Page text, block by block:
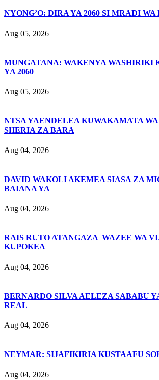
NYONG’O: DIRA YA 2060 SI MRADI WA
Aug 05, 2026
MUNGATANA: WAKENYA WASHIRIKI
YA 2060
Aug 05, 2026
NTSA YAENDELEA KUWAKAMATA
SHERIA ZA BARA
Aug 04, 2026
DAVID WAKOLI AKEMEA SIASA ZA
BAIANA YA
Aug 04, 2026
RAIS RUTO ATANGAZA WAZEE WA
KUPOKEA
Aug 04, 2026
BERNARDO SILVA AELEZA SABABU
REAL
Aug 04, 2026
NEYMAR: SIJAFIKIRIA KUSTAAFU
Aug 04, 2026